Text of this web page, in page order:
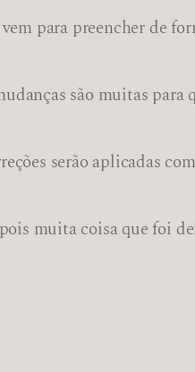
para preencher de
são muitas para
serão aplicadas
muita coisa que foi